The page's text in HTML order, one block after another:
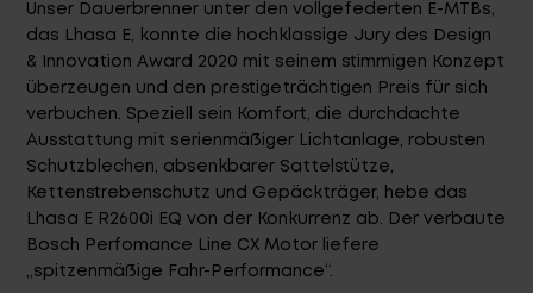
Top-Links
Finde dein Bike
Jetzt zu unserem Newsletter anmelden
Karriere bei CENTURION
Wir sind Qualität
Fragen - Antworten / FAQ
Unser Dauerbrenner unter den vollgefederten E-MTBs,
das Lhasa E, konnte die hochklassige Jury des Design
& Innovation Award 2020 mit seinem stimmigen Konzept
überzeugen und den prestigeträchtigen Preis für sich
verbuchen. Speziell sein Komfort, die durchdachte
Ausstattung mit serienmäßiger Lichtanlage, robusten
Schutzblechen, absenkbarer Sattelstütze,
Kettenstrebenschutz und Gepäckträger, hebe das
Lhasa E R2600i EQ von der Konkurrenz ab. Der verbaute
Bosch Perfomance Line CX Motor liefere
„spitzenmäßige Fahr-Performance“.